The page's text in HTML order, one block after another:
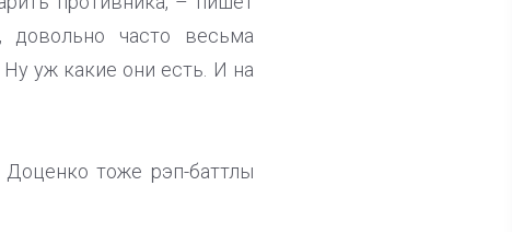
часто весьма
уж какие они есть. И на
тоже рэп-баттлы